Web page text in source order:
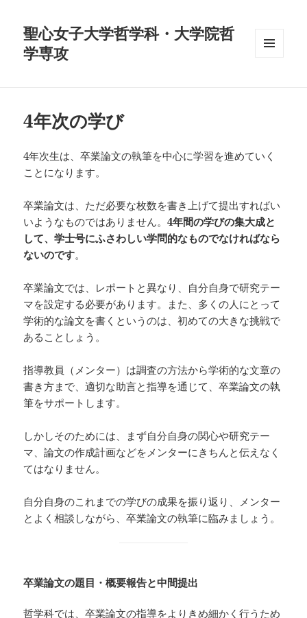
聖心女子大学哲学科・大学院哲
学専攻
4年次の学び
4年次生は、卒業論文の執筆を中心に学習を進めていく
ことになります。
卒業論文は、ただ必要な枚数を書き上げて提出すればい
いようなものではありません。4年間の学びの集大成と
して、学士号にふさわしい学問的なものでなければなら
ないのです。
卒業論文では、レポートと異なり、自分自身で研究テー
マを設定する必要があります。また、多くの人にとって
学術的な論文を書くというのは、初めての大きな挑戦で
あることしょう。
指導教員（メンター）は調査の方法から学術的な文章の
書き方まで、適切な助言と指導を通じて、卒業論文の執
筆をサポートします。
しかしそのためには、まず自分自身の関心や研究テー
マ、論文の作成計画などをメンターにきちんと伝えなく
てはなりません。
自分自身のこれまでの学びの成果を振り返り、メンター
とよく相談しながら、卒業論文の執筆に臨みましょう。
卒業論文の題目・概要報告と中間提出
哲学科では、卒業論文の指導をよりきめ細かく行うため